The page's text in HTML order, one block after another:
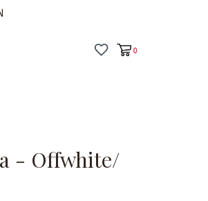
0
- Offwhite/